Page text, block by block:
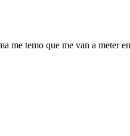
me temo que me van a meter